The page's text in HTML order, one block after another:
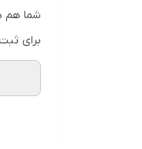
شما هم
برای